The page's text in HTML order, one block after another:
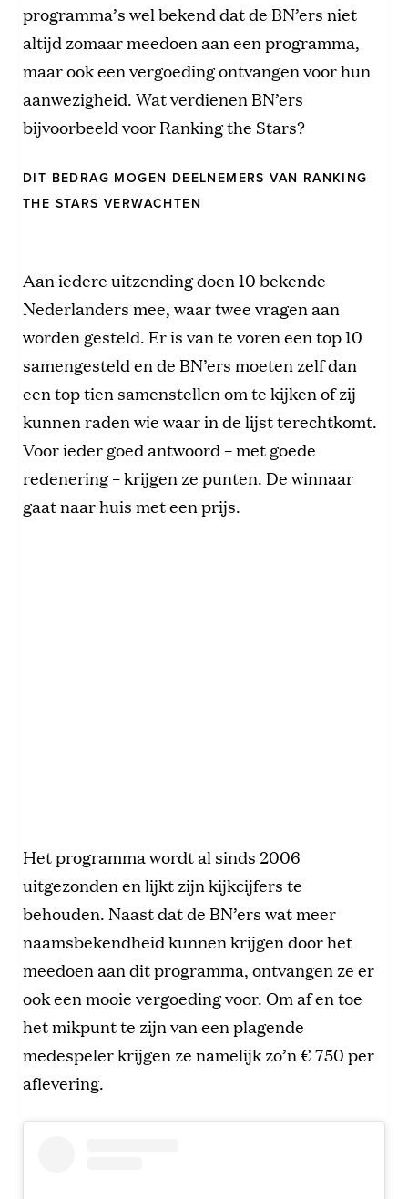
programma’s wel bekend dat de BN’ers niet
altijd zomaar meedoen aan een programma,
maar ook een vergoeding ontvangen voor hun
aanwezigheid. Wat verdienen BN’ers
bijvoorbeeld voor Ranking the Stars?
DIT BEDRAG MOGEN DEELNEMERS VAN RANKING
THE STARS VERWACHTEN
Aan iedere uitzending doen 10 bekende
Nederlanders mee, waar twee vragen aan
worden gesteld. Er is van te voren een top 10
samengesteld en de BN’ers moeten zelf dan
een top tien samenstellen om te kijken of zij
kunnen raden wie waar in de lijst terechtkomt.
Voor ieder goed antwoord – met goede
redenering – krijgen ze punten. De winnaar
gaat naar huis met een prijs.
Het programma wordt al sinds 2006
uitgezonden en lijkt zijn kijkcijfers te
behouden. Naast dat de BN’ers wat meer
naamsbekendheid kunnen krijgen door het
meedoen aan dit programma, ontvangen ze er
ook een mooie vergoeding voor. Om af en toe
het mikpunt te zijn van een plagende
medespeler krijgen ze namelijk zo’n € 750 per
aflevering.